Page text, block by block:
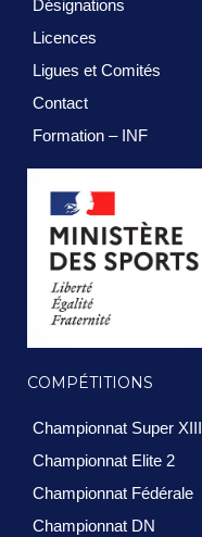
Désignations
Licences
Ligues et Comités
Contact
Formation – INF
COMPÉTITIONS
Championnat Super XIII
Championnat Elite 2
Championnat Fédérale
Championnat DN